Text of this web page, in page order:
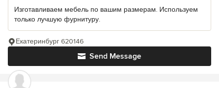
Изготавливаем мебель по вашим размерам. Используем
только лучшую фурнитуру.
Send Message
Екатеринбург 620146